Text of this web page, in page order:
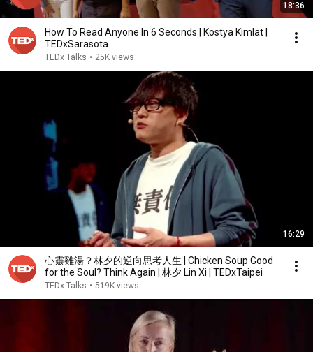
18:36
How To Read Anyone In 6 Seconds | Kostya Kimlat |
TEDxSarasota
TEDx Talks • 25K views
16:29
心靈雞湯？林夕的逆向思考人生 | Chicken Soup Good
for the Soul? Think Again | 林夕 Lin Xi | TEDxTaipei
TEDx Talks • 519K views